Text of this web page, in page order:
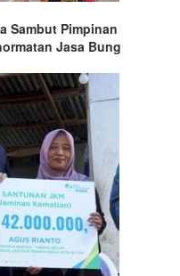
Sambut Pimpinan
Jasa Bung